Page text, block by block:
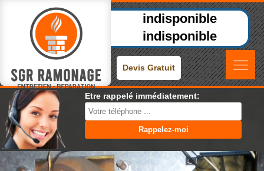
indisponible
indisponible
Devis Gratuit
Etre rappelé immédiatement: